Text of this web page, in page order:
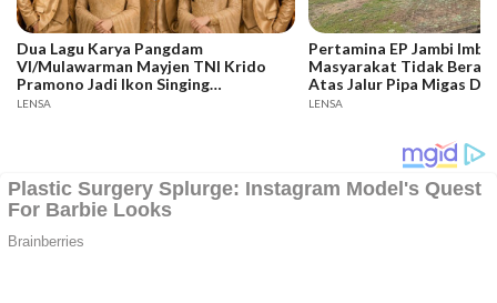
Dua Lagu Karya Pangdam
VI/Mulawarman Mayjen TNI Krido
Pramono Jadi Ikon Singing
Competition HUT Ke-81 RI
LENSA
Pertamina EP Jambi
Masyarakat Tidak
Atas Jalur Pipa Migas
Keselamatan Bersama
LENSA